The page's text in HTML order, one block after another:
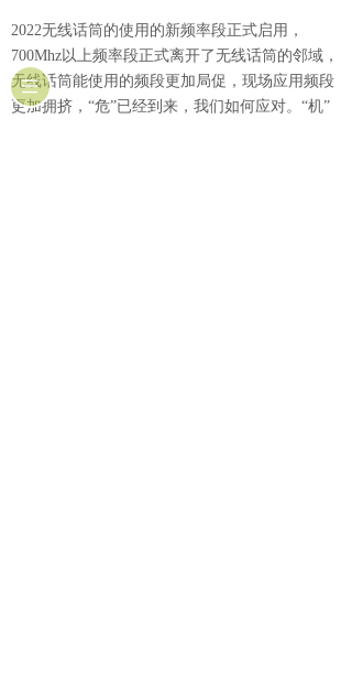
2022无线话筒的使用的新频率段正式启用，
700Mhz以上频率段正式离开了无线话筒的邻域，
无线话筒能使用的频段更加局促，现场应用频段
更加拥挤，“危”已经到来，我们如何应对。“机”